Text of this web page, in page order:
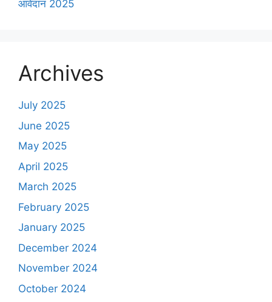
आवेदान 2025
Archives
July 2025
June 2025
May 2025
April 2025
March 2025
February 2025
January 2025
December 2024
November 2024
October 2024